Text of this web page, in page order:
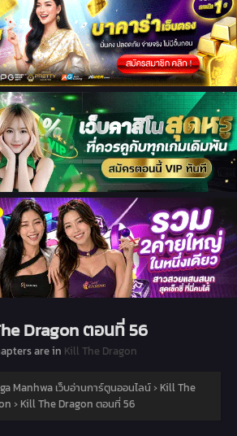
Dragon ตอนที่ 56
are in Kill The Dragon
Manhwa เว็บอ่านการ์ตูนออนไลน์› Kill The
› Kill The Dragon ตอนที่ 56